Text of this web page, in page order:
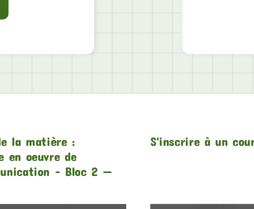
la matière :
en oeuvre de
– Bloc 2 —
S'inscrire à un